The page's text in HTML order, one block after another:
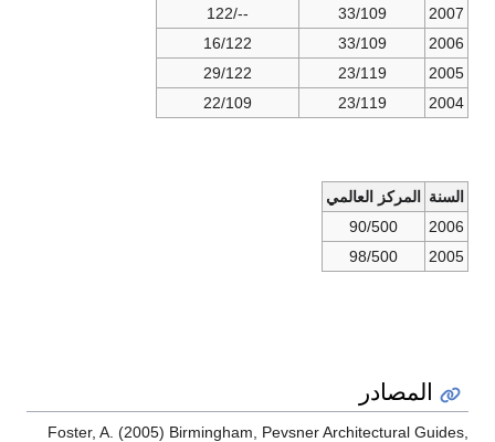
2007
33/109
--/122
2006
33/109
16/122
2005
23/119
29/122
2004
23/119
22/109
السنة المركز العالمي
2006
90/500
2005
98/500
المصادر
Foster, A. (2005) Birmingham, Pevsner Architectural Guides,